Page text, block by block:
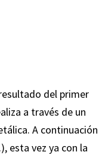
del primer
a través de un
A continuación
esta vez ya con la